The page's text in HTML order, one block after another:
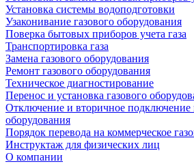
Установка системы водоподготовки
Узаконивание газового оборудования
Поверка бытовых приборов учета газа
Транспортировка газа
Замена газового оборудования
Ремонт газового оборудования
Техническое диагностирование
Перенос и установка газового
Отключение и вторичное подключение
оборудования
Порядок перевода на коммерческое
Инструктаж для физических лиц
О компании